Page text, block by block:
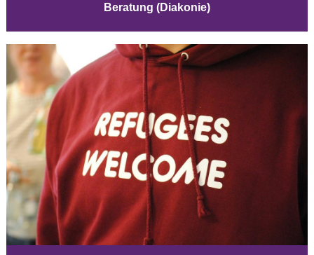
Beratung (Diakonie)